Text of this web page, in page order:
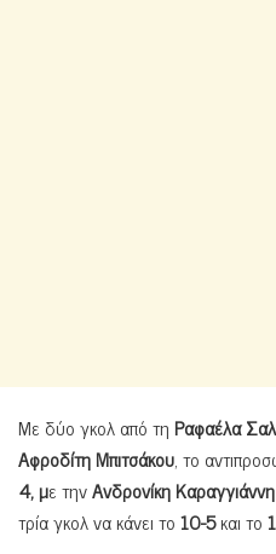
Με δύο γκολ από τη Ραφαέλα
Αφροδίτη Μπιτσάκου, το
4, με τηνΑνδρονίκη Καραγγιάννη
τρία γκολ να κάνει το10-5και το